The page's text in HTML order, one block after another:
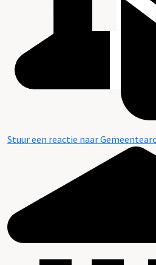
Stuur een reactie naar